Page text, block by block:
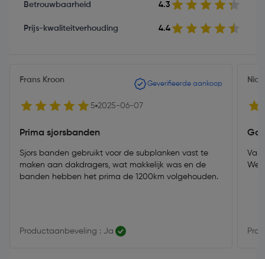
Betrouwbaarheid 4.3
Prijs-kwaliteitverhouding 4.4
Frans Kroon Geverifieerde aankoop
5 2025-06-07
Prima sjorsbanden
Sjors banden gebruikt voor de subplanken vast te
maken aan dakdragers, wat makkelijk was en de
banden hebben het prima de 1200km volgehouden.
Productaanbeveling : Ja